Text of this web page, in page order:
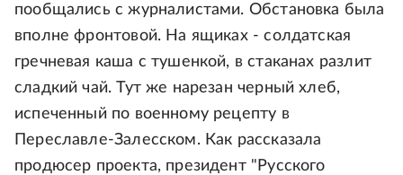
пообщались с журналистами. Обстановка была
вполне фронтовой. На ящиках - солдатская
гречневая каша с тушенкой, в стаканах разлит
сладкий чай. Тут же нарезан черный хлеб,
испеченный по военному рецепту в
Переславле-Залесском. Как рассказала
продюсер проекта, президент "Русского